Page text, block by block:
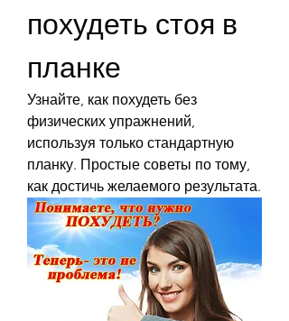
похудеть стоя в
планке
Узнайте, как похудеть без
физических упражнений,
используя только стандартную
планку. Простые советы по тому,
как достичь желаемого результата.